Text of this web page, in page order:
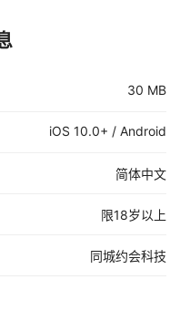
30 MB
iOS 10.0+ / Android
简体中文
限18岁以上
同城约会科技